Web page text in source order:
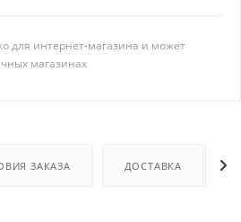
для интернет-магазина и может
магазинах
ЗАКАЗА ДОСТАВКА